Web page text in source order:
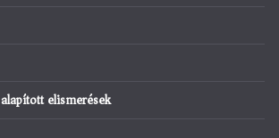
elismerések